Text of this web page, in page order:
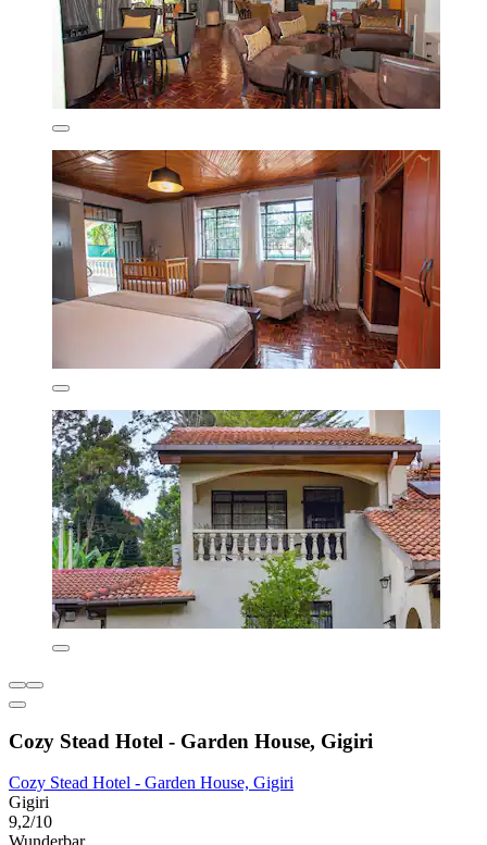
Cozy Stead Hotel - Garden House, Gigiri
Cozy Stead Hotel - Garden House, Gigiri
Gigiri
9,2/10